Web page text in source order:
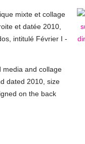
mixte et collage
et datée 2010,
intitulé Février I -
media and collage
dated 2010, size
on the back